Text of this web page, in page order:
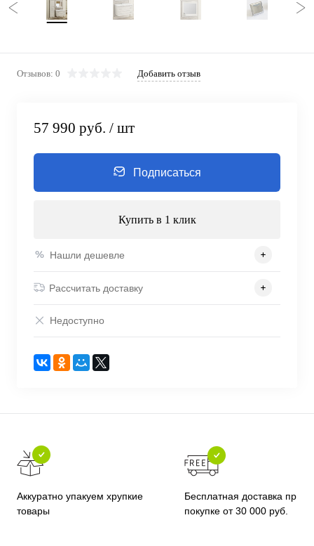
Отзывов: 0 Добавить отзыв
57 990 руб. / шт
Подписаться
Купить в 1 клик
Нашли дешевле
Рассчитать доставку
Недоступно
Аккуратно упакуем хрупкие
товары
Бесплатная доставка при
покупке от 30 000 руб.